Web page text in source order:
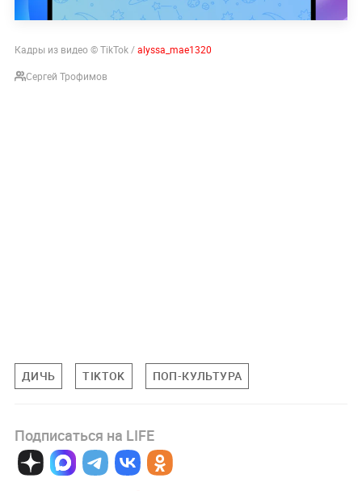
Кадры из видео © TikTok /alyssa_mae1320
Сергей Трофимов
ДИЧЬ TIKTOK ПОП-КУЛЬТУРА
Подписаться на LIFE